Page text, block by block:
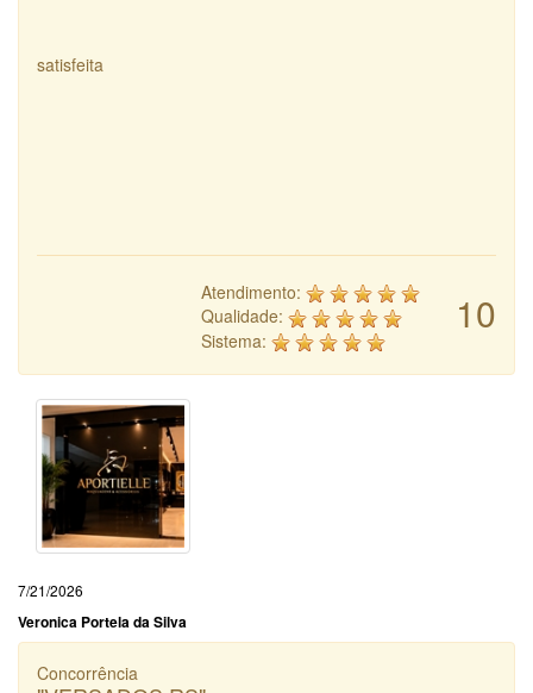
satisfeita
10
Atendimento:
Qualidade:
Sistema:
7/21/2026
Veronica Portela da Silva
Concorrência